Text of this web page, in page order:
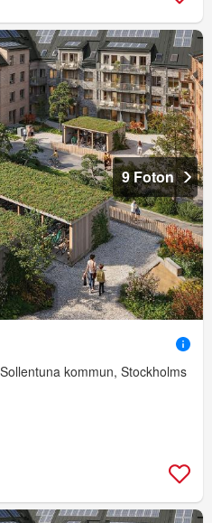
9 Foton
kommun, Stockholms